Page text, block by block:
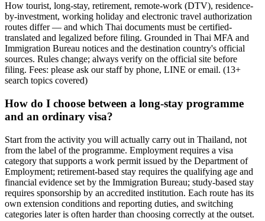
How tourist, long-stay, retirement, remote-work (DTV), residence-
by-investment, working holiday and electronic travel authorization
routes differ — and which Thai documents must be certified-
translated and legalized before filing. Grounded in Thai MFA and
Immigration Bureau notices and the destination country's official
sources. Rules change; always verify on the official site before
filing. Fees: please ask our staff by phone, LINE or email. (13+
search topics covered)
How do I choose between a long-stay programme
and an ordinary visa?
Start from the activity you will actually carry out in Thailand, not
from the label of the programme. Employment requires a visa
category that supports a work permit issued by the Department of
Employment; retirement-based stay requires the qualifying age and
financial evidence set by the Immigration Bureau; study-based stay
requires sponsorship by an accredited institution. Each route has its
own extension conditions and reporting duties, and switching
categories later is often harder than choosing correctly at the outset.